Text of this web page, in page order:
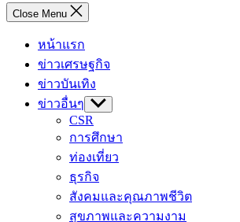
Close Menu
หน้าแรก
ข่าวเศรษฐกิจ
ข่าวบันเทิง
ข่าวอื่นๆ Show
sub
menu
CSR
การศึกษา
ท่องเที่ยว
ธุรกิจ
สังคมและคุณภาพชีวิต
สุขภาพและความงาม